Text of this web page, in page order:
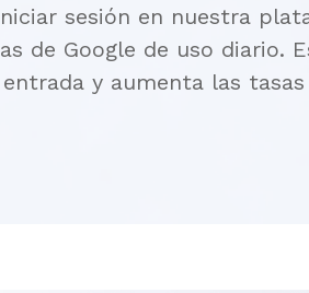
sesión en nuestra
de Google de uso
y aumenta las